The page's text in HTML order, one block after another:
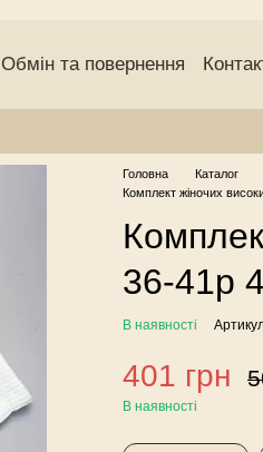
Обмін та повернення
Головна Каталог
Комплект жіночих
36-41р
В наявності
401 грн
В наявності